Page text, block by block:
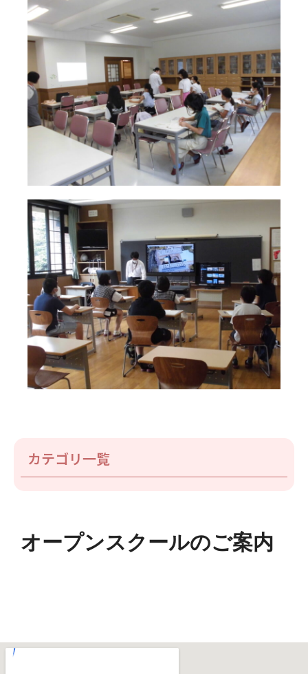
カテゴリ一覧
オープンスクールのご案内